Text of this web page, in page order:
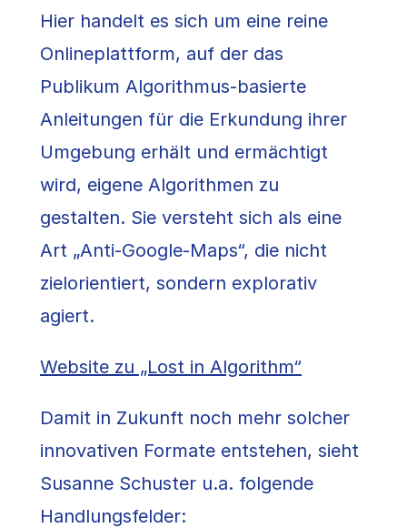
Hier handelt es sich um eine reine
Onlineplattform, auf der das
Publikum Algorithmus-basierte
Anleitungen für die Erkundung ihrer
Umgebung erhält und ermächtigt
wird, eigene Algorithmen zu
gestalten. Sie versteht sich als eine
Art „Anti-Google-Maps“, die nicht
zielorientiert, sondern explorativ
agiert.
Website zu „Lost in Algorithm“
Damit in Zukunft noch mehr solcher
innovativen Formate entstehen, sieht
Susanne Schuster u.a. folgende
Handlungsfelder: